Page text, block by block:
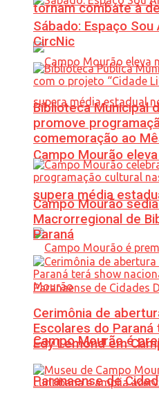
tornam combate à
Campo Mourão
supera média
Campo Mourão é
Paranaense de
Sábado: Espaço
CircNic
Biblioteca Municipal
promove
comemoração ao
Campo Mourão
Macrorregional de
Paraná
Cerimônia de
Escolares do
Edy Lemond em